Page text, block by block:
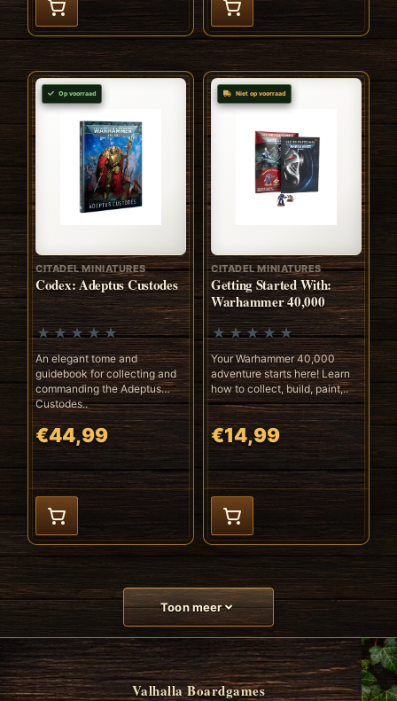
Op voorraad
CITADEL MINIATURES
Codex: Adeptus Custodes
An elegant tome and
guidebook for collecting and
commanding the Adeptus
Custodes..
€44,99
Niet op voorraad
CITADEL MINIATURES
Getting Started With:
Warhammer 40,000
Your Warhammer 40,000
adventure starts here! Learn
how to collect, build, paint,..
€14,99
Toon meer
Valhalla Boardgames